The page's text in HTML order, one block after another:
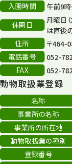
入園時間
午前9
休園日
月曜日
は直後
住所
〒464-
電話番号
052-
FAX
052-
動物取扱業登録
名称
事業所の名称
事業所の所在地
動物取扱業の種別
登録番号